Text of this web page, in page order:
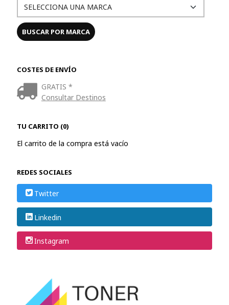
COSTES DE ENVÍO
GRATIS *
Consultar Destinos
TU CARRITO (0)
El carrito de la compra está vacío
REDES SOCIALES
Twitter
Linkedin
Instagram